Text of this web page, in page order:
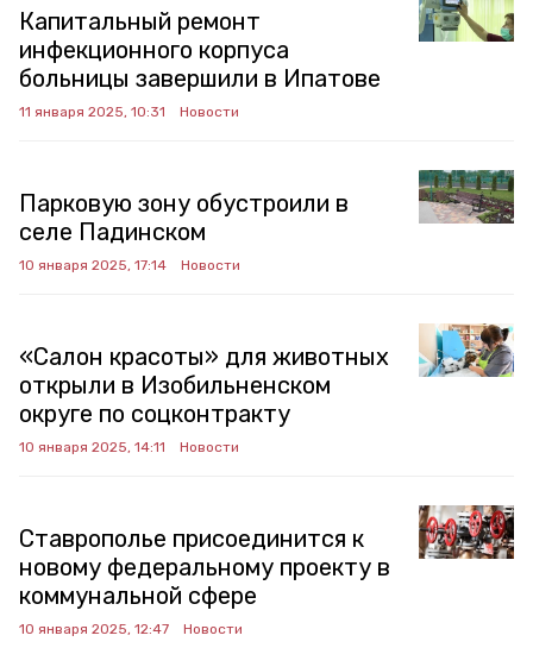
Капитальный ремонт
инфекционного корпуса
больницы завершили в Ипатове
11 января 2025, 10:31 Новости
Парковую зону обустроили в
селе Падинском
10 января 2025, 17:14 Новости
«Салон красоты» для животных
открыли в Изобильненском
округе по соцконтракту
10 января 2025, 14:11 Новости
Ставрополье присоединится к
новому федеральному проекту в
коммунальной сфере
10 января 2025, 12:47 Новости